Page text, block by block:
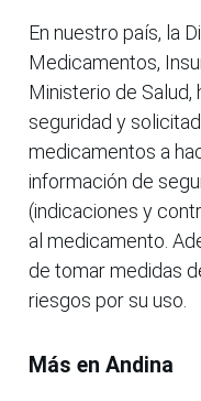
En nuestro país, la
Medicamentos,
Ministerio de Salud,
seguridad y
medicamentos a
información de
(indicaciones y
al medicamento.
de tomar medidas
riesgos por su uso.
Más en Andina